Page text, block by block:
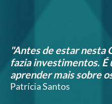
"Antes de estar nesta
fazia investimentos. É
aprender mais sobre
Patrícia Santos